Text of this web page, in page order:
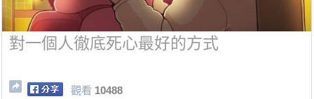
對一個人徹底死心最好的方式
觀看 10488